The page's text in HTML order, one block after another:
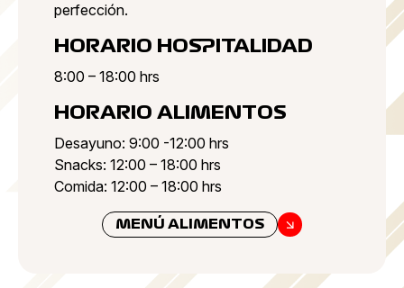
perfección.
HORARIO HOSPITALIDAD
8:00 – 18:00 hrs
HORARIO ALIMENTOS
Desayuno: 9:00 -12:00 hrs
Snacks: 12:00 – 18:00 hrs
Comida: 12:00 – 18:00 hrs
MENÚ ALIMENTOS